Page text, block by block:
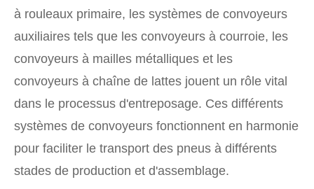
à rouleaux primaire, les systèmes de convoyeurs
auxiliaires tels que les convoyeurs à courroie, les
convoyeurs à mailles métalliques et les
convoyeurs à chaîne de lattes jouent un rôle vital
dans le processus d'entreposage. Ces différents
systèmes de convoyeurs fonctionnent en harmonie
pour faciliter le transport des pneus à différents
stades de production et d'assemblage.